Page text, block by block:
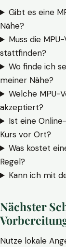
Gibt es eine
Nähe?
Muss die
stattfinden?
Wo finde ich
meiner Nähe?
Welche MPU-
akzeptiert?
Ist eine
Kurs vor Ort?
Was kostet
Regel?
Kann ich mit
Nächster
Nutze lokale